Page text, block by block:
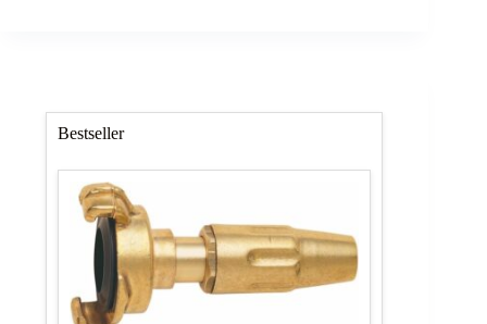
Bestseller